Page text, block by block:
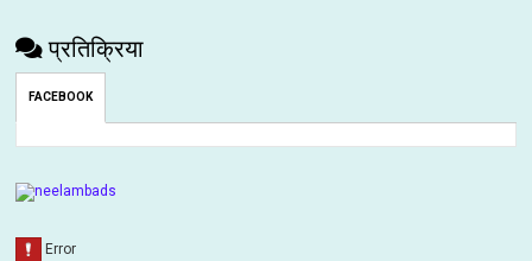
प्रतिक्रिया
FACEBOOK